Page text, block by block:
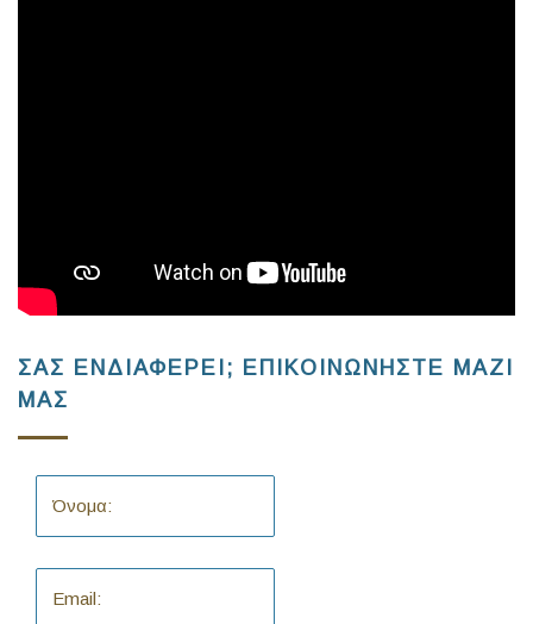
ΣΑΣ ΕΝΔΙΑΦΕΡΕΙ; ΕΠΙΚΟΙΝΩΝΗΣΤΕ ΜΑΖΙ
ΜΑΣ